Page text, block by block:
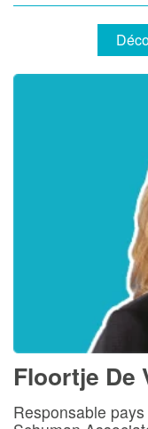
Floortje De
Responsable